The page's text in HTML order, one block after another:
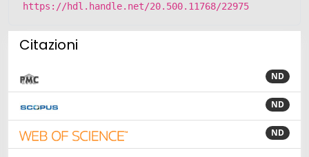
https://hdl.handle.net/20.500.11768/22975
Citazioni
ND
ND
ND